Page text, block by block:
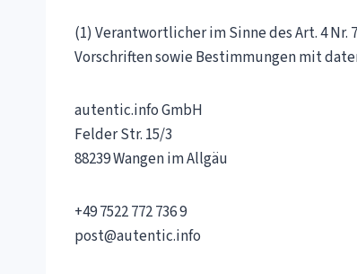
(1) Verantwortlicher im Sinne des Art. 4
Vorschriften sowie Bestimmungen mit
autentic.info GmbH
Felder Str. 15/3
88239 Wangen im Allgäu
+49 7522 772 736 9
post@autentic.info